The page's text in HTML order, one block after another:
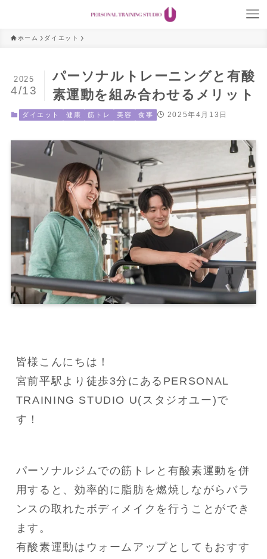
ホーム ダイエット
パーソナルトレーニングと有酸
素運動を組み合わせるメリット
2025
4/13
ダイエット 健康 筋トレ 美容 食事 2025年4月13日
皆様こんにちは！
宮前平駅より徒歩3分にあるPERSONAL
TRAINING STUDIO U(スタジオユー)で
す！
パーソナルジムでの筋トレと有酸素運動を併
用すると、効率的に脂肪を燃焼しながらバラ
ンスの取れたボディメイクを行うことができ
ます。
有酸素運動はウォームアップとしてもおすす